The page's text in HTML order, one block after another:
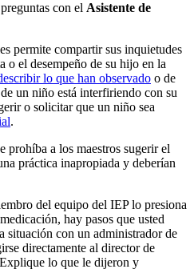
con el Asistente de
permite compartir sus inquietudes
o el desempeño de su hijo en la
lo que han observado o de
un niño está interfiriendo con su
o solicitar que un niño sea
.
prohíba a los maestros sugerir el
práctica inapropiada y deberían
del equipo del IEP lo presiona
hay pasos que usted
situación con un administrador de
directamente al director de
lo que le dijeron y